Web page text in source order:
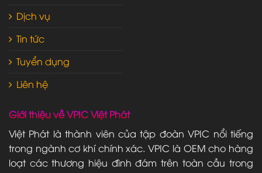
Dịch vụ
Tin tức
Tuyển dụng
Liên hệ
Giới thiệu về VPIC Việt Phát
Việt Phát là thành viên của tập đoàn VPIC nổi tiếng
trong ngành cơ khí chính xác. VPIC là OEM cho hàng
loạt các thương hiệu đình đám trên toàn cầu trong